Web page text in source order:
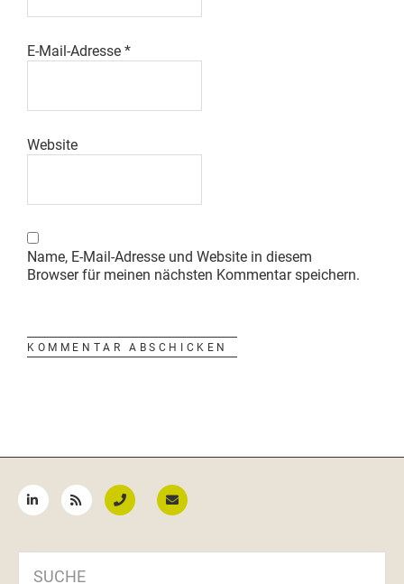
E-Mail-Adresse *
Website
Name, E-Mail-Adresse und Website in diesem
Browser für meinen nächsten Kommentar speichern.